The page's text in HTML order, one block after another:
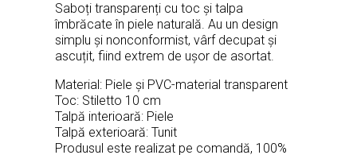
Saboți transparenți cu toc și talpa
îmbrăcate în piele naturală. Au un design
simplu și nonconformist, vârf decupat și
ascuțit, fiind extrem de ușor de asortat.
Material: Piele și PVC-material transparent
Toc: Stiletto 10 cm
Talpă interioară: Piele
Talpă exterioară: Tunit
Produsul este realizat pe comandă, 100%